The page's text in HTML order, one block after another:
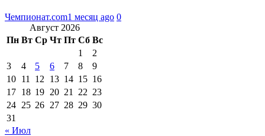
Чемпионат.com1 месяц ago 0
Август 2026
Пн Вт Ср Чт Пт Сб Вс
1
2
3
4 5 6 7 8
9
10 11 12 13 14 15 16
17 18 19 20 21 22 23
24 25 26 27 28 29 30
31
« Июл